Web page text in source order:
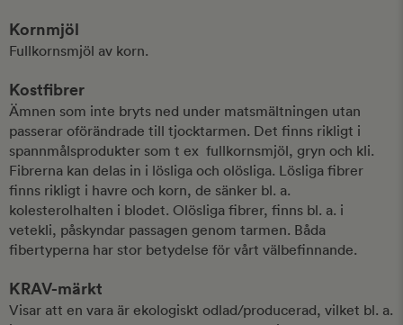
Kornmjöl
Fullkornsmjöl av korn.
Kostfibrer
Ämnen som inte bryts ned under matsmältningen utan
passerar oförändrade till tjocktarmen. Det finns rikligt i
spannmålsprodukter som t ex fullkornsmjöl, gryn och kli.
Fibrerna kan delas in i lösliga och olösliga. Lösliga fibrer
finns rikligt i havre och korn, de sänker bl. a.
kolesterolhalten i blodet. Olösliga fibrer, finns bl. a. i
vetekli, påskyndar passagen genom tarmen. Båda
fibertyperna har stor betydelse för vårt välbefinnande.
KRAV-märkt
Visar att en vara är ekologiskt odlad/producerad, vilket bl. a.